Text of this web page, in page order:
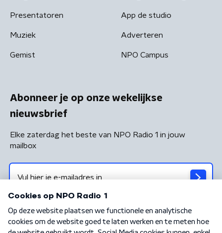
Presentatoren
Muziek
Gemist
App de studio
Adverteren
NPO Campus
Abonneer je op onze wekelijkse
nieuwsbrief
Elke zaterdag het beste van NPO Radio 1 in jouw
mailbox